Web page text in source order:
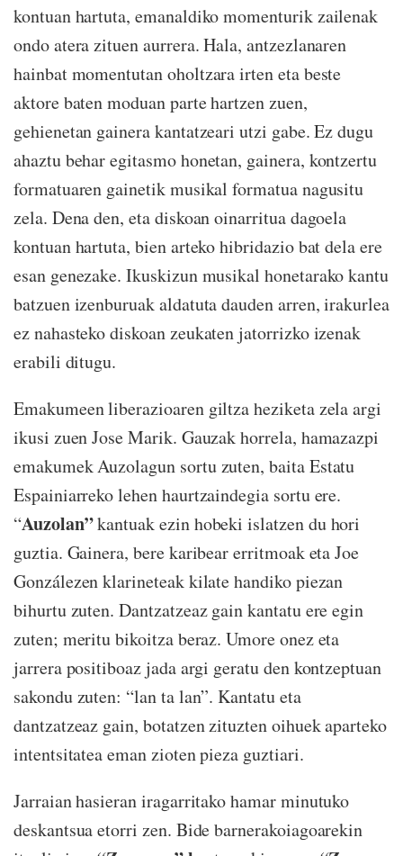
kontuan hartuta, emanaldiko momenturik zailenak
ondo atera zituen aurrera. Hala, antzezlanaren
hainbat momentutan oholtzara irten eta beste
aktore baten moduan parte hartzen zuen,
gehienetan gainera kantatzeari utzi gabe. Ez dugu
ahaztu behar egitasmo honetan, gainera, kontzertu
formatuaren gainetik musikal formatua nagusitu
zela. Dena den, eta diskoan oinarritua dagoela
kontuan hartuta, bien arteko hibridazio bat dela ere
esan genezake. Ikuskizun musikal honetarako kantu
batzuen izenburuak aldatuta dauden arren, irakurlea
ez nahasteko diskoan zeukaten jatorrizko izenak
erabili ditugu.
Emakumeen liberazioaren giltza heziketa zela argi
ikusi zuen Jose Marik. Gauzak horrela, hamazazpi
emakumek Auzolagun sortu zuten, baita Estatu
Espainiarreko lehen haurtzaindegia sortu ere.
“Auzolan”kantuak ezin hobeki islatzen du hori
guztia. Gainera, bere karibear erritmoak eta Joe
Gonzálezen klarineteak kilate handiko piezan
bihurtu zuten. Dantzatzeaz gain kantatu ere egin
zuten; meritu bikoitza beraz. Umore onez eta
jarrera positiboaz jada argi geratu den kontzeptuan
sakondu zuten: “lan ta lan”. Kantatu eta
dantzatzeaz gain, botatzen zituzten oihuek aparteko
intentsitatea eman zioten pieza guztiari.
Jarraian hasieran iragarritako hamar minutuko
deskantsua etorri zen. Bide barnerakoiagoarekin